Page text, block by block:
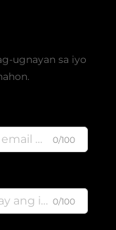
ugnayan sa iyo
0/100
0/100